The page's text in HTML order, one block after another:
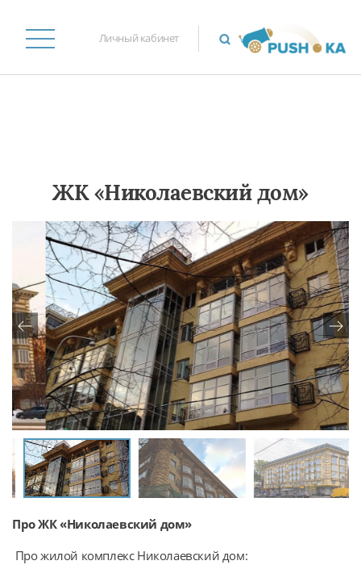
Личный кабинет
Про ЖК «Николаевский дом»
ЖК «Николаевский дом»